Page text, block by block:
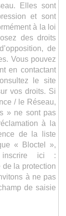
Elles sont
et sont
à la loi
des droits
de
Vous pouvez
en contactant
le site
vos droits. Si
/ le Réseau,
» ne sont pas
à la
de la liste
« Bloctel »,
inscrire ici :
la protection
à ne pas
de saisie